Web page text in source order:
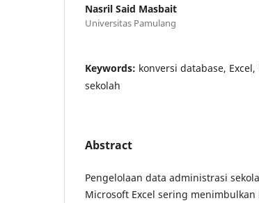
Nasril Said Masbait
Universitas Pamulang
Keywords: konversi database,
sekolah
Abstract
Pengelolaan data administrasi
Microsoft Excel sering